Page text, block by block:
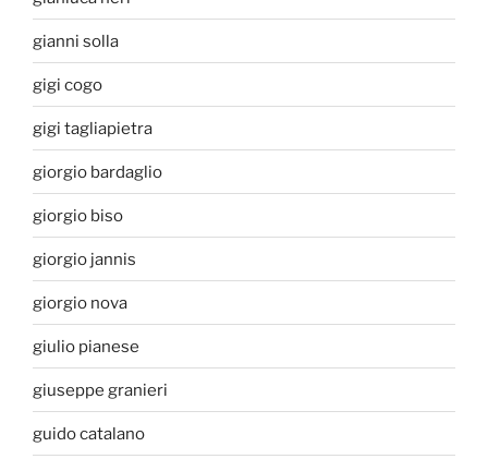
gianni solla
gigi cogo
gigi tagliapietra
giorgio bardaglio
giorgio biso
giorgio jannis
giorgio nova
giulio pianese
giuseppe granieri
guido catalano